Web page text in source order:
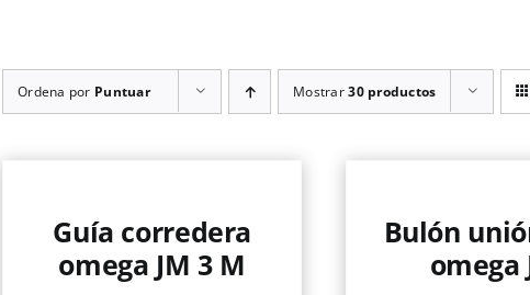
Ordena por Puntuar Mostrar30 productos
Guía corredera
omega JM 3 M
Bulón
omega